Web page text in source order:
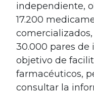
independiente,
17.200
30.000 pares de
objetivo de
farmacéuticos,
consultar la